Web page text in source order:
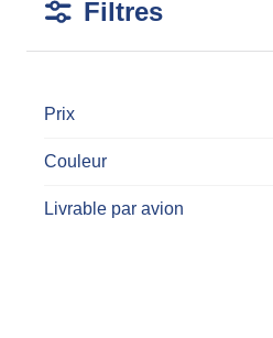
Filtres
Prix
Couleur
Livrable par avion